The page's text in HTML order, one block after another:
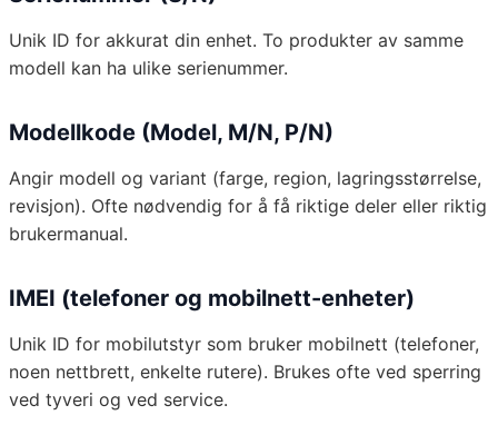
Unik ID for akkurat din enhet. To produkter av samme
modell kan ha ulike serienummer.
Modellkode (Model, M/N, P/N)
Angir modell og variant (farge, region, lagringsstørrelse,
revisjon). Ofte nødvendig for å få riktige deler eller riktig
brukermanual.
IMEI (telefoner og mobilnett-enheter)
Unik ID for mobilutstyr som bruker mobilnett (telefoner,
noen nettbrett, enkelte rutere). Brukes ofte ved sperring
ved tyveri og ved service.